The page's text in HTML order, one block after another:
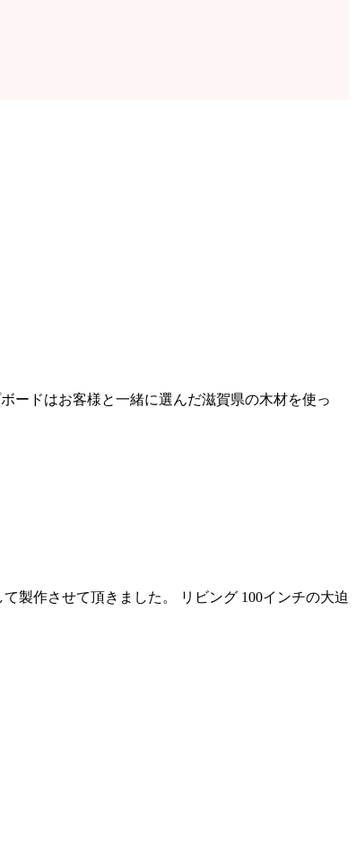
ードはお客様と一緒に選んだ滋賀県の木材を使っ
製作させて頂きました。 リビング 100インチの大迫